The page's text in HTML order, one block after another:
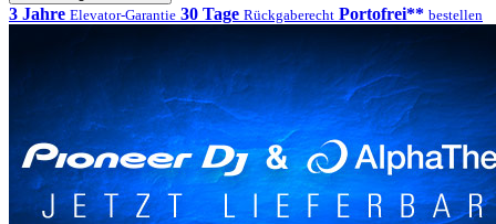
3 Jahre Elevator-Garantie 30 Tage Rückgaberecht Portofrei** bestellen